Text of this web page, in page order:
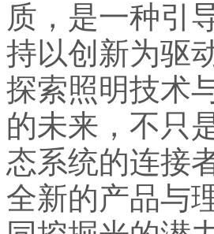
质，是一种引
持以创新为驱
探索照明技术
的未来，不只
态系统的连接
全新的产品与